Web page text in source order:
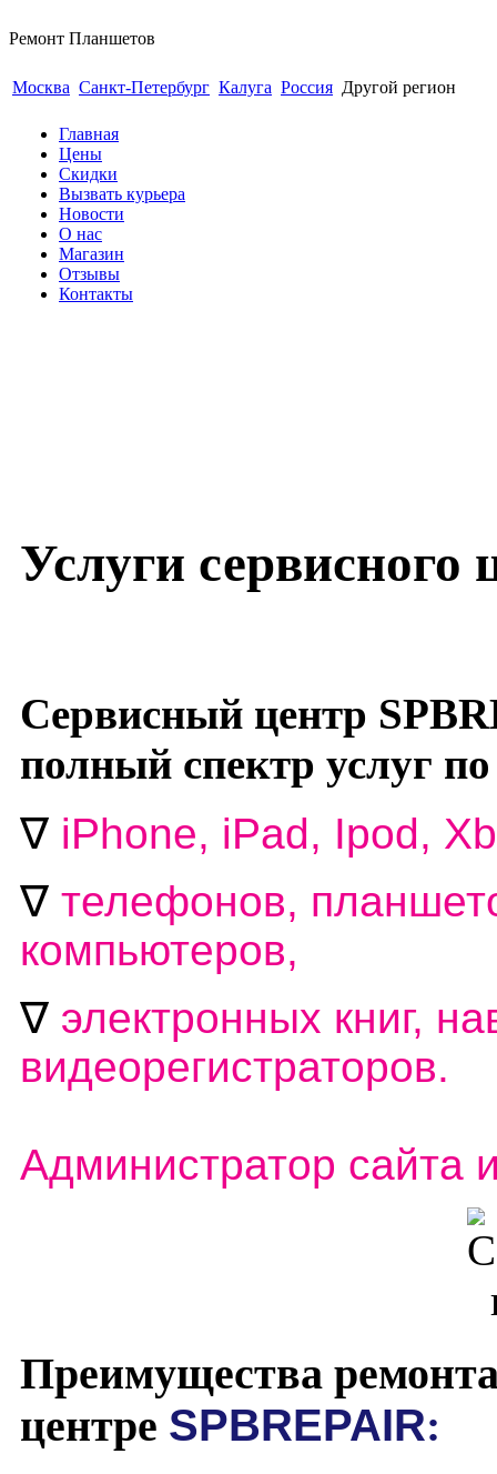
Ремонт Планшетов
Москва Санкт-Петербург Калуга Россия Другой регион
Главная
Цены
Скидки
Вызвать курьера
Новости
О нас
Магазин
Отзывы
Контакты
Услуги сервисного
Сервисный центр
полный спектр услуг
∇ iPhone, iPad, Ipod,
∇ телефонов,
компьютеров,
∇ электронных книг,
видеорегистраторов.
Администратор сайта
Преимущества
центре SPBREPAIR: